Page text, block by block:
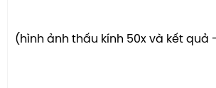
(hình ảnh thấu kính 50x và kết quả